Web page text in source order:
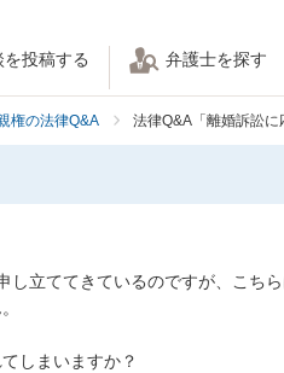
投稿する 弁護士を探す
権の法律Q&A 法律Q&A「離婚訴訟に
し立ててきているのですが、こち
しまいますか？